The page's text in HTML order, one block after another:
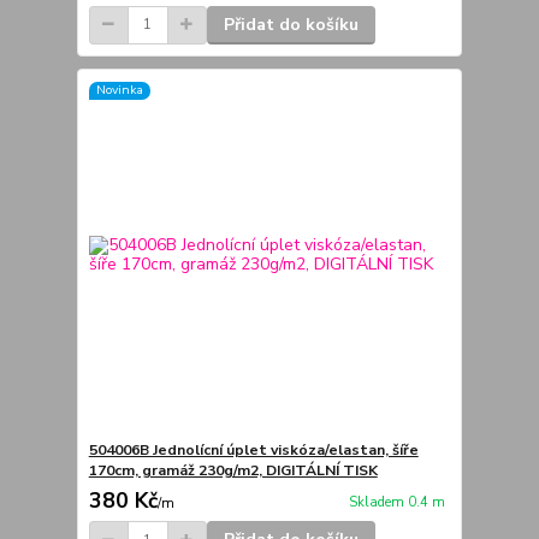
Přidat do košíku
Novinka
504006B Jednolícní úplet viskóza/elastan, šíře
170cm, gramáž 230g/m2, DIGITÁLNÍ TISK
380 Kč/m Skladem 0.4 m